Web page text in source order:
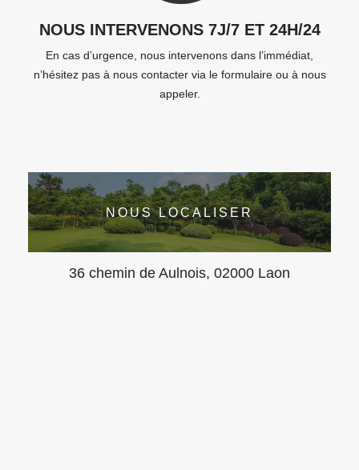
NOUS INTERVENONS 7J/7 ET 24H/24
En cas d’urgence, nous intervenons dans l’immédiat,
n’hésitez pas à nous contacter via le formulaire ou à nous
appeler.
NOUS LOCALISER
36 chemin de Aulnois, 02000 Laon